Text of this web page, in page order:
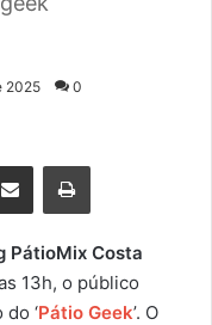
2025 0
PátioMix Costa
13h, o público
‘Pátio Geek’. O